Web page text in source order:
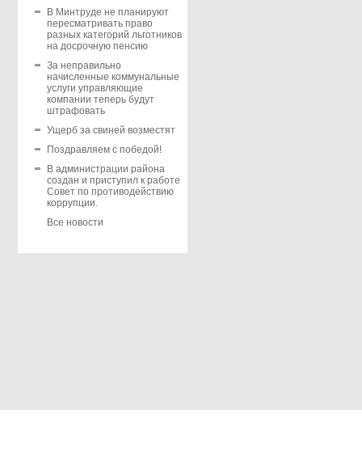
В Минтруде не планируют
пересматривать право
разных категорий льготников
на досрочную пенсию
За неправильно
начисленные коммунальные
услуги управляющие
компании теперь будут
штрафовать
Ущерб за свиней возместят
Поздравляем с победой!
В администрации района
создан и приступил к работе
Совет по противодействию
коррупции.
Все новости